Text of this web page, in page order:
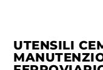
UTENSILI